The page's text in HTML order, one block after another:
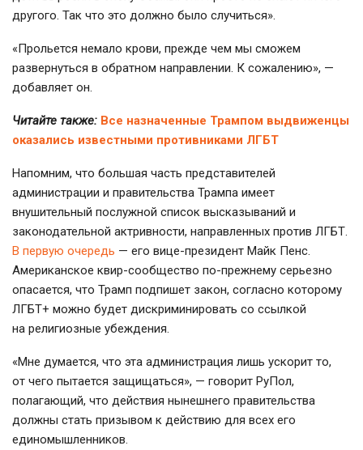
другого. Так что это должно было случиться».
«Прольется немало крови, прежде чем мы сможем
развернуться в обратном направлении. К сожалению», —
добавляет он.
Читайте также: Все назначенные Трампом выдвиженцы
оказались известными противниками ЛГБТ
Напомним, что большая часть представителей
администрации и правительства Трампа имеет
внушительный послужной список высказываний и
законодательной актривности, направленных против ЛГБТ.
В первую очередь — его вице-президент Майк Пенс.
Американское квир-сообщество по-прежнему серьезно
опасается, что Трамп подпишет закон, согласно которому
ЛГБТ+ можно будет дискриминировать со ссылкой
на религиозные убеждения.
«Мне думается, что эта администрация лишь ускорит то,
от чего пытается защищаться», — говорит РуПол,
полагающий, что действия нынешнего правительства
должны стать призывом к действию для всех его
единомышленников.